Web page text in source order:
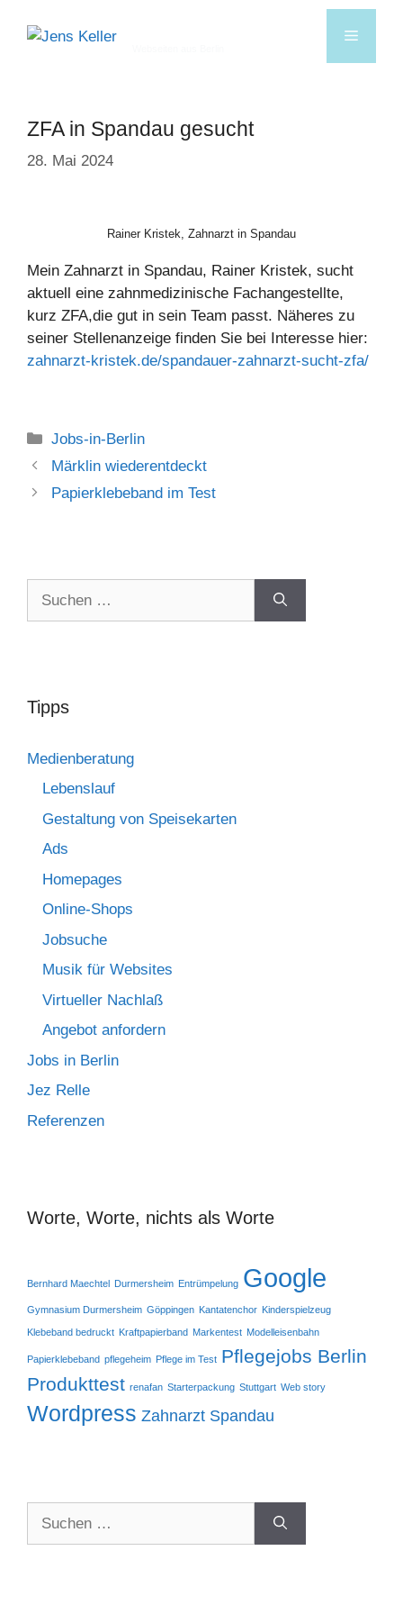
ZFA in Spandau gesucht
28. Mai 2024
Rainer Kristek, Zahnarzt in Spandau
Mein Zahnarzt in Spandau, Rainer Kristek, sucht
aktuell eine zahnmedizinische Fachangestellte,
kurz ZFA,die gut in sein Team passt. Näheres zu
seiner Stellenanzeige finden Sie bei Interesse hier:
zahnarzt-kristek.de/spandauer-zahnarzt-sucht-zfa/
Jobs-in-Berlin
Märklin wiederentdeckt
Papierklebeband im Test
Tipps
Medienberatung
Lebenslauf
Gestaltung von Speisekarten
Ads
Homepages
Online-Shops
Jobsuche
Musik für Websites
Virtueller Nachlaß
Angebot anfordern
Jobs in Berlin
Jez Relle
Referenzen
Worte, Worte, nichts als Worte
Bernhard Maechtel Durmersheim Entrümpelung Google
Gymnasium Durmersheim Göppingen Kantatenchor Kinderspielzeug
Klebeband bedruckt Kraftpapierband Markentest Modelleisenbahn
Papierklebeband pflegeheim Pflege im Test Pflegejobs Berlin
Produkttest renafan Starterpackung Stuttgart Web story
Wordpress Zahnarzt Spandau